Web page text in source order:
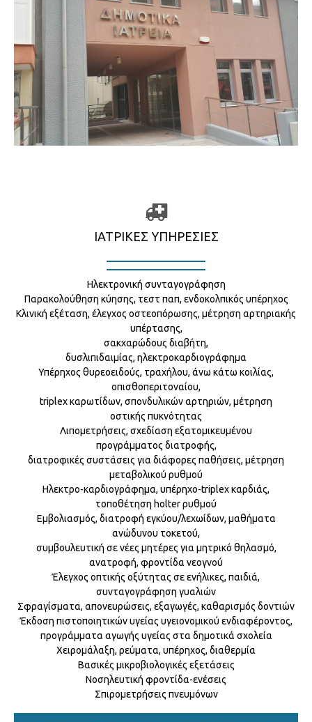
ΙΑΤΡΙΚΈΣ ΥΠΗΡΕΣΊΕΣ
Ηλεκτρονική συνταγογράφηση
Παρακολούθηση κύησης, τεστ παπ, ενδοκολπικός υπέρηχος
Κλινική εξέταση, έλεγχος οστεοπόρωσης, μέτρηση αρτηριακής
υπέρτασης,
σακχαρώδους διαβήτη,
δυσλιπιδαιμίας, ηλεκτροκαρδιογράφημα
Υπέρηχος θυρεοειδούς, τραχήλου, άνω κάτω κοιλίας,
οπισθοπεριτοναίου,
triplex καρωτίδων, σπονδυλικών αρτηριών, μέτρηση
οστικής πυκνότητας
Λιπομετρήσεις, σχεδίαση εξατομικευμένου
προγράμματος διατροφής,
διατροφικές συστάσεις για διάφορες παθήσεις, μέτρηση
μεταβολικού ρυθμού
Ηλεκτρο-καρδιογράφηµα, υπέρηχο-triplex καρδιάς,
τοποθέτηση holter ρυθμού
Εμβολιασμός, διατροφή εγκύου/λεχωίδων, μαθήματα
ανώδυνου τοκετού,
συμβουλευτική σε νέες μητέρες για μητρικό θηλασμό,
ανατροφή, φροντίδα νεογνού
Έλεγχος οπτικής οξύτητας σε ενήλικες, παιδιά,
συνταγογράφηση γυαλιών
Σφραγίσματα, απονευρώσεις, εξαγωγές, καθαρισμός δοντιών
Έκδοση πιστοποιητικών υγείας υγειονομικού ενδιαφέροντος,
προγράμματα αγωγής υγείας στα δημοτικά σχολεία
Χειρομάλαξη, ρεύματα, υπέρηχος, διαθερμία
Βασικές μικροβιολογικές εξετάσεις
Νοσηλευτική φροντίδα-ενέσεις
Σπιρομετρήσεις πνευμόνων